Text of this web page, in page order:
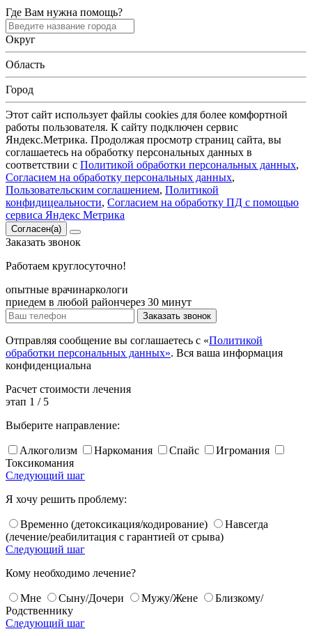
Где Вам нужна помощь?
Округ
Область
Город
Этот сайт использует файлы cookies для более комфортной
работы пользователя. К сайту подключен сервис
Яндекс.Метрика. Продолжая просмотр страниц сайта, вы
соглашаетесь на обработку персональных данных в
соответствии с Политикой обработки персональных данных,
Согласием на обработку персональных данных,
Пользовательским соглашением, Политикой
конфидицеальности, Согласием на обработку ПД с помощью
сервиса Яндекс Метрика
Согласен(а)
Заказать звонок
Работаем круглосуточно!
опытные врачинаркологи
приедем в любой райончерез 30 минут
Заказать звонок
Отправляя сообщение вы соглашаетесь с «Политикой
обработки персональных данных». Вся ваша информация
конфиденциальна
Расчет стоимости лечения
этап 1 / 5
Выберите направление:
Алкоголизм Наркомания Спайс
Игромания
Токсикомания
Следующий шаг
Я хочу решить проблему:
Временно (детоксикация/кодирование)
Навсегда
(лечение/реабилитация с гарантией от срыва)
Следующий шаг
Кому необходимо лечение?
Мне Сыну/Дочери Мужу/Жене
Близкому/
Родственнику
Следующий шаг